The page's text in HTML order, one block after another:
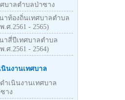
ศบาลตำบลป่าซาง
ท้องถิ่นเทศบาลตำบล
.ศ.2561 - 2565)
สี่ปีเทศบาลตำบล
.ศ.2561 - 2564)
นินงานเทศบาล
ำเนินงานเทศบาล
าง